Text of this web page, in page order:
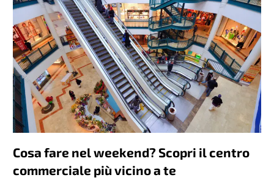
Cosa fare nel weekend? Scopri il centro
commerciale più vicino a te